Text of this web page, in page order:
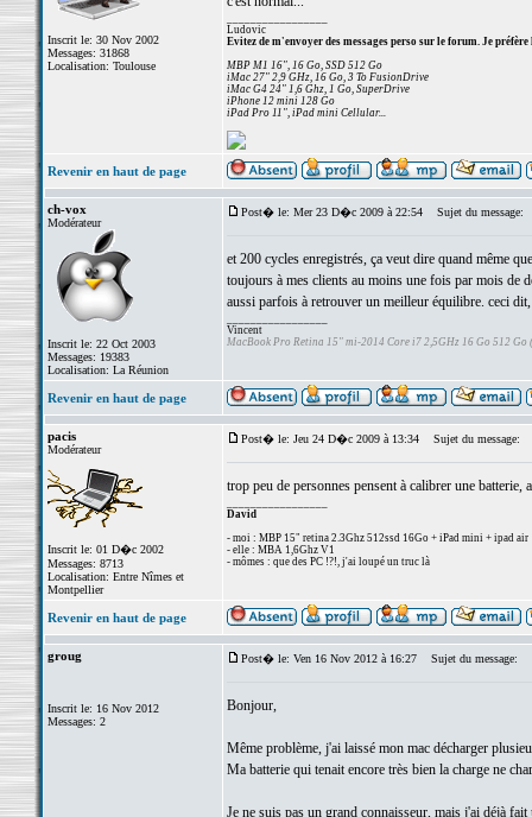
Inscrit le: 30 Nov 2002
Messages: 31868
Localisation: Toulouse
Ludovic
Evitez de m'envoyer des messages perso sur le forum. Je préfère
MBP M1 16", 16 Go, SSD 512 Go
iMac 27" 2,9 GHz, 16 Go, 3 To FusionDrive
iMac G4 24" 1,6 Ghz, 1 Go, SuperDrive
iPhone 12 mini 128 Go
iPad Pro 11", iPad mini Cellular...
Revenir en haut de page
ch-vox
Modérateur
Inscrit le: 22 Oct 2003
Messages: 19383
Localisation: La Réunion
Post� le: Mer 23 D�c 2009 à 22:54 Sujet du message:
et 200 cycles enregistrés, ça veut dire quand même
toujours à mes clients au moins une fois par mois de
aussi parfois à retrouver un meilleur équilibre. ceci
Vincent
MacBook Pro Retina 15" mi-2014 Core i7 2,5GHz 16 Go 512 Go
Revenir en haut de page
pacis
Modérateur
Inscrit le: 01 D�c 2002
Messages: 8713
Localisation: Entre Nîmes et
Montpellier
Post� le: Jeu 24 D�c 2009 à 13:34 Sujet du message:
trop peu de personnes pensent à calibrer une batterie,
David
- moi : MBP 15" retina 2.3Ghz 512ssd 16Go + iPad mini + ipad air
- elle : MBA 1,6Ghz V1
- mômes : que des PC !?!, j'ai loupé un truc là
Revenir en haut de page
groug
Inscrit le: 16 Nov 2012
Messages: 2
Post� le: Ven 16 Nov 2012 à 16:27 Sujet du message:
Bonjour,
Même problème, j'ai laissé mon mac décharger
Ma batterie qui tenait encore très bien la charge ne
Je ne suis pas un grand connaisseur, mais j'ai déjà